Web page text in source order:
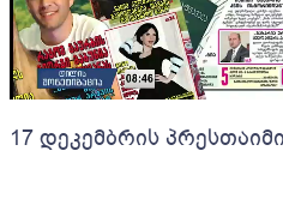
17 დეკემბრის